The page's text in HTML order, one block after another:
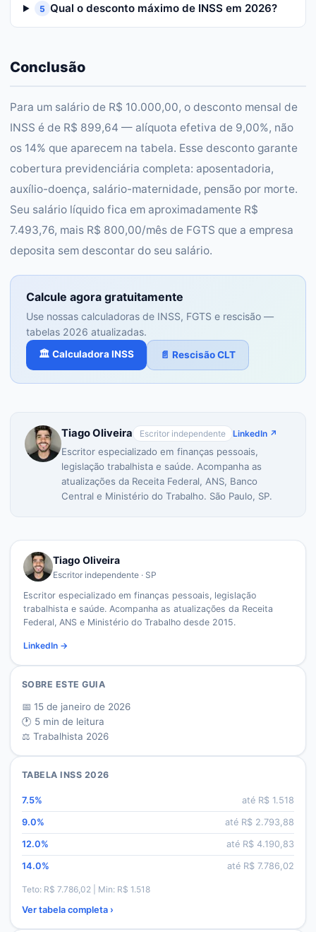
5 Qual o desconto máximo de INSS em 2026?
Conclusão
Para um salário de R$ 10.000,00, o desconto mensal de
INSS é de R$ 899,64 — alíquota efetiva de 9,00%, não
os 14% que aparecem na tabela. Esse desconto garante
cobertura previdenciária completa: aposentadoria,
auxílio-doença, salário-maternidade, pensão por morte.
Seu salário líquido fica em aproximadamente R$
7.493,76, mais R$ 800,00/mês de FGTS que a empresa
deposita sem descontar do seu salário.
Calcule agora gratuitamente
Use nossas calculadoras de INSS, FGTS e rescisão —
tabelas 2026 atualizadas.
🏛️ Calculadora INSS 📄 Rescisão CLT
Tiago Oliveira Escritor independente LinkedIn ↗
Escritor especializado em finanças pessoais,
legislação trabalhista e saúde. Acompanha as
atualizações da Receita Federal, ANS, Banco
Central e Ministério do Trabalho. São Paulo, SP.
Tiago Oliveira
Escritor independente · SP
Escritor especializado em finanças pessoais, legislação
trabalhista e saúde. Acompanha as atualizações da Receita
Federal, ANS e Ministério do Trabalho desde 2015.
LinkedIn →
SOBRE ESTE GUIA
📅 15 de janeiro de 2026
🕐 5 min de leitura
⚖️ Trabalhista 2026
TABELA INSS 2026
7.5% até R$ 1.518
9.0% até R$ 2.793,88
12.0% até R$ 4.190,83
14.0% até R$ 7.786,02
Teto: R$ 7.786,02 | Min: R$ 1.518
Ver tabela completa ›